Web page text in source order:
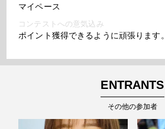
マイペース
コンテストへの意気込み
ポイント獲得できるように頑張ります。
ENTRANTS
その他の参加者